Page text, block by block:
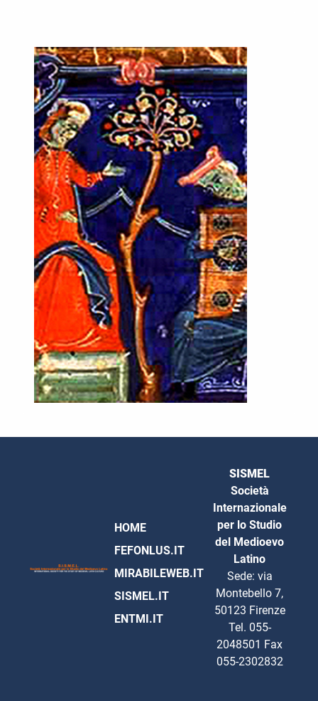
HOME
FEFONLUS.IT
MIRABILEWEB.IT
SISMEL.IT
ENTMI.IT
SISMEL
Società
Internazionale
per lo Studio
del Medioevo
Latino
Sede: via
Montebello 7,
50123 Firenze
Tel. 055-
2048501 Fax
055-2302832